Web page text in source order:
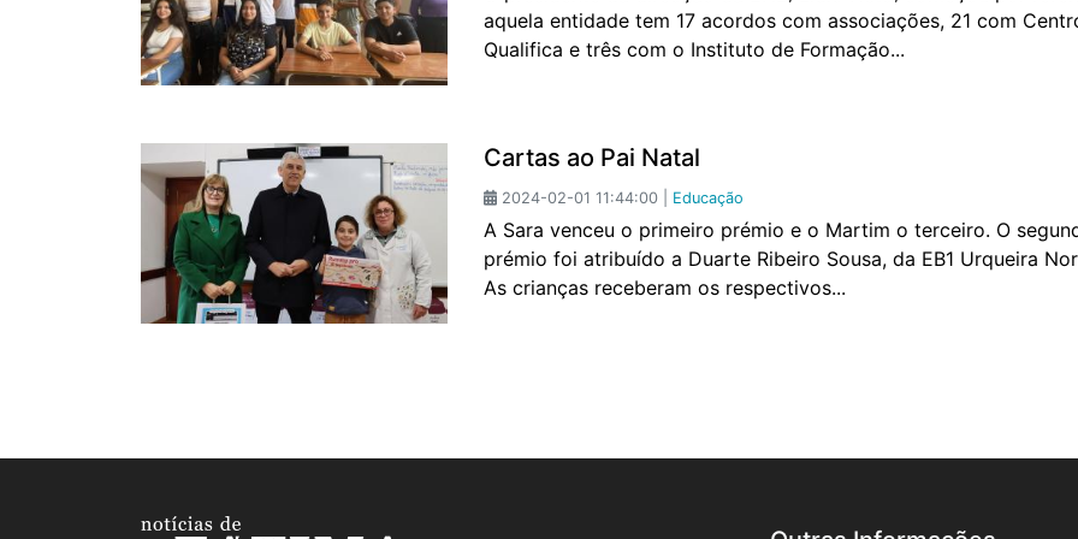
aquela entidade tem 17 acordos com associações, 21 com
Qualifica e três com o Instituto de Formação...
Cartas ao Pai Natal
2024-02-01 11:44:00 | Educação
A Sara venceu o primeiro prémio e o Martim o terceiro. O
prémio foi atribuído a Duarte Ribeiro Sousa, da EB1 Urqueira
As crianças receberam os respectivos...